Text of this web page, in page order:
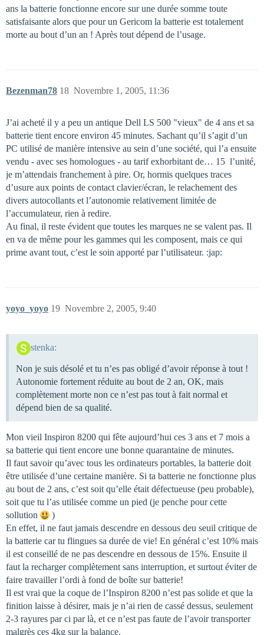
ans la batterie fonctionne encore sur une durée somme toute
satisfaisante alors que pour un Gericom la batterie est totalement
morte au bout d’un an ! Après tout dépend de l’usage.
Bezenman78 Novembre 1, 2005, 11:36
18
J’ai acheté il y a peu un antique Dell LS 500 "vieux" de 4 ans et sa
batterie tient encore environ 45 minutes. Sachant qu’il s’agit d’un
PC utilisé de manière intensive au sein d’une société, qui l’a ensuite
vendu - avec ses homologues - au tarif exhorbitant de… 15  l’unité,
je m’attendais franchement à pire. Or, hormis quelques traces
d’usure aux points de contact clavier/écran, le relachement des
divers autocollants et l’autonomie relativement limitée de
l’accumulateur, rien à redire.
Au final, il reste évident que toutes les marques ne se valent pas. Il
en va de même pour les gammes qui les composent, mais ce qui
prime avant tout, c’est le soin apporté par l’utilisateur. :jap:
yoyo_yoyo Novembre 2, 2005, 9:40
19
stenka:
Non je suis désolé et tu n’es pas obligé d’avoir réponse à tout !
Autonomie fortement réduite au bout de 2 an, OK, mais
complètement morte non ce n’est pas tout à fait normal et
dépend bien de sa qualité.
Mon vieil Inspiron 8200 qui fête aujourd’hui ces 3 ans et 7 mois a
sa batterie qui tient encore une bonne quarantaine de minutes.
Il faut savoir qu’avec tous les ordinateurs portables, la batterie doit
être utilisée d’une certaine manière. Si ta batterie ne fonctionne plus
au bout de 2 ans, c’est soit qu’elle était défectueuse (peu probable),
soit que tu l’as utilisée comme un pied (je penche pour cette
sollution
)
En effet, il ne faut jamais descendre en dessous deu seuil critique de
la batterie car tu flingues sa durée de vie! En général c’est 10% mais
il est conseillé de ne pas descendre en dessous de 15%. Ensuite il
faut la recharger complètement sans interruption, et surtout éviter de
faire travailler l’ordi à fond de boîte sur batterie!
Il est vrai que la coque de l’Inspiron 8200 n’est pas solide et que la
finition laisse à désirer, mais je n’ai rien de cassé dessus, seulement
2-3 rayures par ci par là, et ce n’est pas faute de l’avoir transporter
malgrès ces 4kg sur la balance.